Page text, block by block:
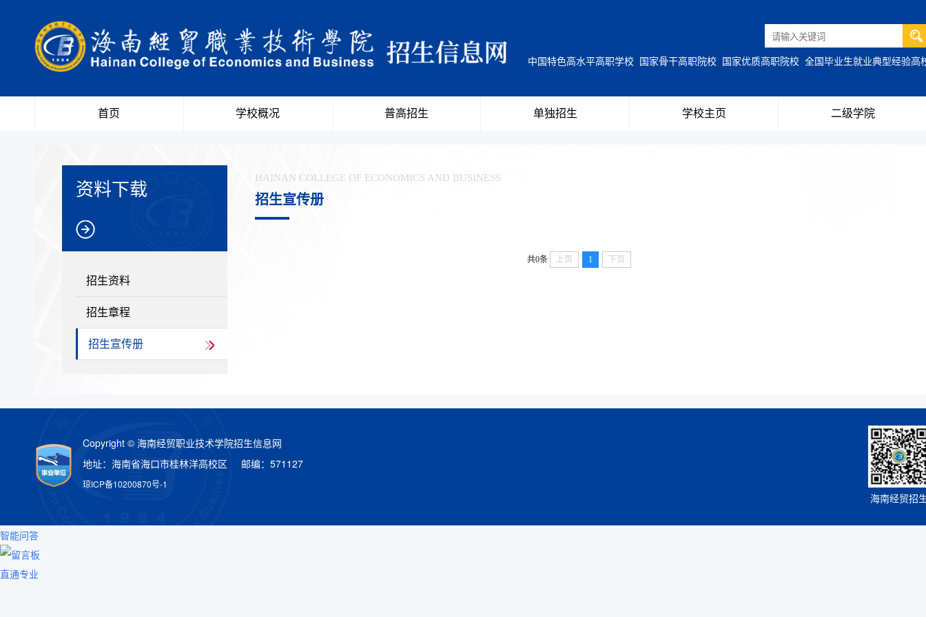
中国特色高水平高职学校 国家骨干高职院校 国家优质高职院校 全国毕业生就业典型经验高
首页 学校概况 普高招生 单独招生 学校主页 二级学院
资料下载
招生资料
招生章程
招生宣传册
HAINAN COLLEGE OF ECONOMICS AND BUSINESS
招生宣传册
共0条 上页 1 下页
海南经贸招
Copyright © 海南经贸职业技术学院招生信息网
地址：海南省海口市桂林洋高校区 邮编：571127
琼ICP备10200870号-1
智能问答
留言板
直通专业